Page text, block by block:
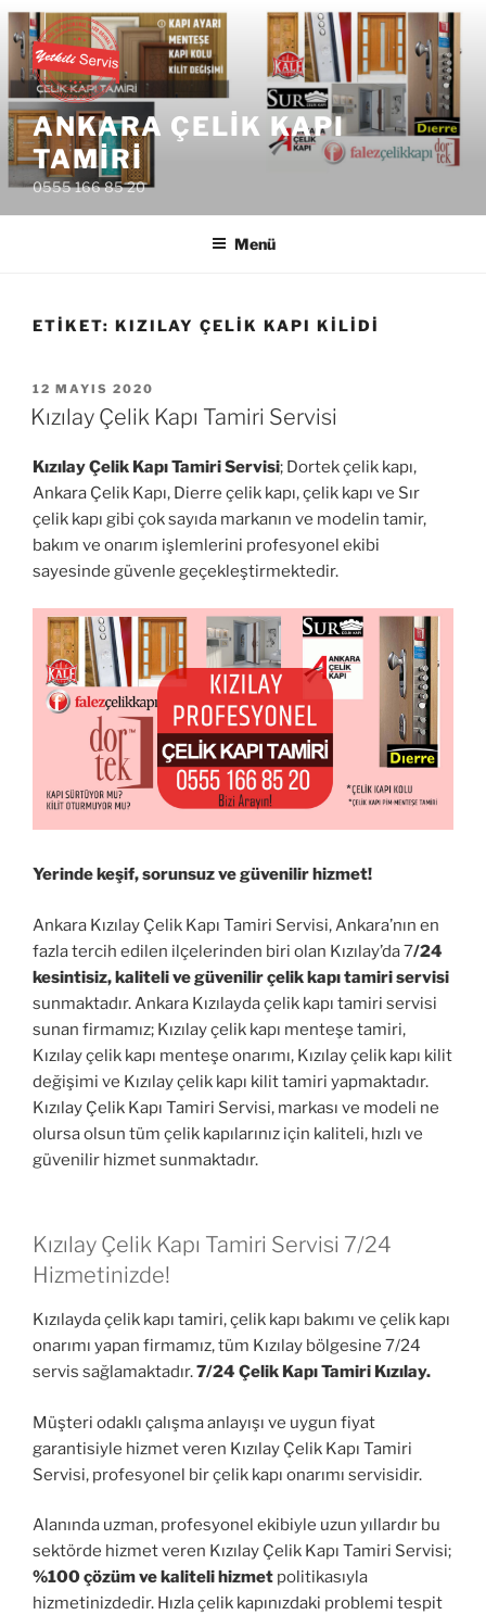
İçeriğe
geç
ANKARA ÇELIK KAPI
TAMIRI
0555 166 85 20
Menü
ETIKET: KIZILAY ÇELIK KAPI KILIDI
YAYIM
TARIHI
12 MAYIS 2020
Kızılay Çelik Kapı Tamiri Servisi
Kızılay Çelik Kapı Tamiri Servisi; Dortek çelik kapı,
Ankara Çelik Kapı, Dierre çelik kapı, çelik kapı ve Sır
çelik kapı gibi çok sayıda markanın ve modelin tamir,
bakım ve onarım işlemlerini profesyonel ekibi
sayesinde güvenle geçekleştirmektedir.
Yerinde keşif, sorunsuz ve güvenilir hizmet!
Ankara Kızılay Çelik Kapı Tamiri Servisi, Ankara’nın en
fazla tercih edilen ilçelerinden biri olan Kızılay’da 7/24
kesintisiz, kaliteli ve güvenilir çelik kapı tamiri servisi
sunmaktadır. Ankara Kızılayda çelik kapı tamiri servisi
sunan firmamız; Kızılay çelik kapı menteşe tamiri,
Kızılay çelik kapı menteşe onarımı, Kızılay çelik kapı kilit
değişimi ve Kızılay çelik kapı kilit tamiri yapmaktadır.
Kızılay Çelik Kapı Tamiri Servisi, markası ve modeli ne
olursa olsun tüm çelik kapılarınız için kaliteli, hızlı ve
güvenilir hizmet sunmaktadır.
Kızılay Çelik Kapı Tamiri Servisi 7/24
Hizmetinizde!
Kızılayda çelik kapı tamiri, çelik kapı bakımı ve çelik kapı
onarımı yapan firmamız, tüm Kızılay bölgesine 7/24
servis sağlamaktadır.7/24 Çelik Kapı Tamiri Kızılay.
Müşteri odaklı çalışma anlayışı ve uygun fiyat
garantisiyle hizmet veren Kızılay Çelik Kapı Tamiri
Servisi, profesyonel bir çelik kapı onarımı servisidir.
Alanında uzman, profesyonel ekibiyle uzun yıllardır bu
sektörde hizmet veren Kızılay Çelik Kapı Tamiri Servisi;
%100 çözüm ve kaliteli hizmet politikasıyla
hizmetinizdedir. Hızla çelik kapınızdaki problemi tespit